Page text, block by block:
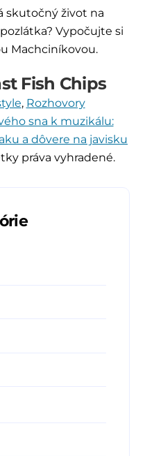
skutočný život na
Vypočujte si
Machciníkovou.
Fish Chips
, Rozhovory
sna k muzikálu:
a dôvere na javisku
práva vyhradené.